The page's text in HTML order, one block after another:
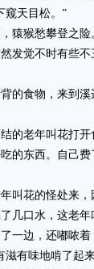
窥天目松。”
猴愁攀登之险
发觉不时有些
食物，来到溪
老年叫花打开
的东西。自己
花的怪处来，
几口水，这老年
边，还嘟哝着
有味地啃了起来